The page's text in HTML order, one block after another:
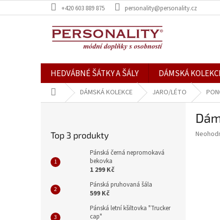
na
+420 603 889 875 personality@personality.cz
HEDVÁBNÉ ŠÁTKY A ŠÁLY DÁMSKÁ
Domů DÁMSKÁ KOLEKCE JARO/LÉTO
Top 3 produkty
Pánská černá nepromokavá
bekovka
1 299 Kč
Pánská pruhovaná šála
599 Kč
Pánská letní kšiltovka "Trucker
cap"